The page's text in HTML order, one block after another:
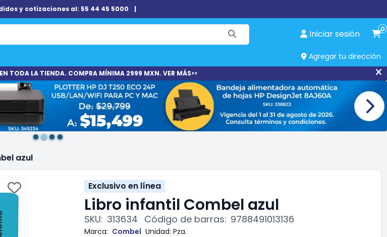
y cotizaciones al: 55 44 45 5000 |
Iniciar sesión 0
Agregar tu dirección
TODA LA TIENDA. COMPRA MÍNIMA 2999 MXN. VER MÁS>>
azul
Exclusivo en línea
Libro infantil Combel azul
SKU: 313634 Código de barras: 9788491013136
Marca: Combel Unidad: Pza.